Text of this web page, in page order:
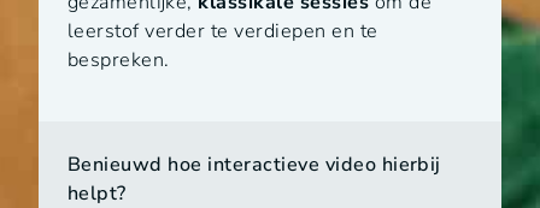
leerstof verder te verdiepen en te
bespreken.
Benieuwd hoe interactieve video hierbij
helpt?